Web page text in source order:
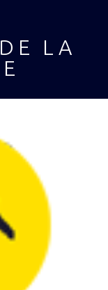
LA